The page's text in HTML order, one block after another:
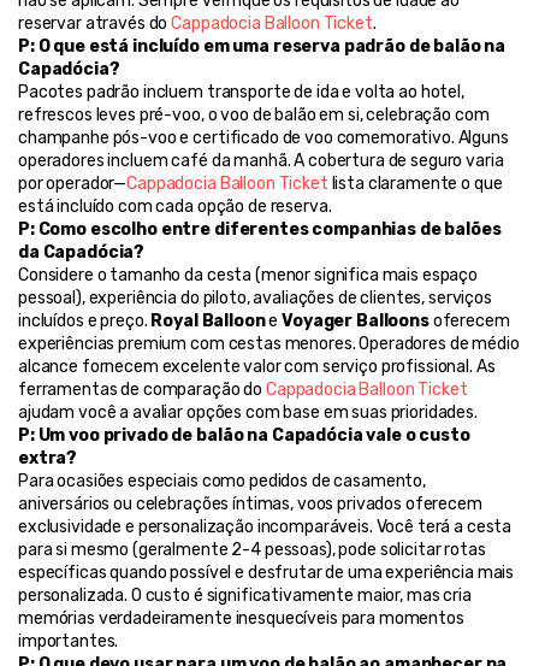
reservar através do Cappadocia Balloon Ticket.
P: O que está incluído em uma reserva padrão de balão na
Capadócia?
Pacotes padrão incluem transporte de ida e volta ao hotel,
refrescos leves pré-voo, o voo de balão em si, celebração com
champanhe pós-voo e certificado de voo comemorativo. Alguns
operadores incluem café da manhã. A cobertura de seguro varia
por operador—Cappadocia Balloon Ticket lista claramente o que
está incluído com cada opção de reserva.
P: Como escolho entre diferentes companhias de balões
da Capadócia?
Considere o tamanho da cesta (menor significa mais espaço
pessoal), experiência do piloto, avaliações de clientes, serviços
incluídos e preço. Royal Balloon e Voyager Balloons oferecem
experiências premium com cestas menores. Operadores de médio
alcance fornecem excelente valor com serviço profissional. As
ferramentas de comparação do Cappadocia Balloon Ticket
ajudam você a avaliar opções com base em suas prioridades.
P: Um voo privado de balão na Capadócia vale o custo
extra?
Para ocasiões especiais como pedidos de casamento,
aniversários ou celebrações íntimas, voos privados oferecem
exclusividade e personalização incomparáveis. Você terá a cesta
para si mesmo (geralmente 2-4 pessoas), pode solicitar rotas
específicas quando possível e desfrutar de uma experiência mais
personalizada. O custo é significativamente maior, mas cria
memórias verdadeiramente inesquecíveis para momentos
importantes.